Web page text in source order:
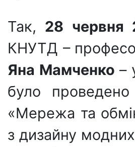
Так, 28 червня
КНУТД –
Яна Мамченко –
було
«Мережа та
з дизайну